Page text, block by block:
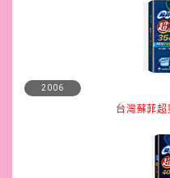
2006
台灣蘇菲